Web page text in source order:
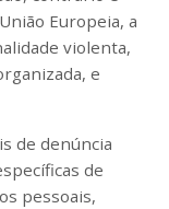
Europeia, a
violenta,
e
de denúncia
de
pessoais,